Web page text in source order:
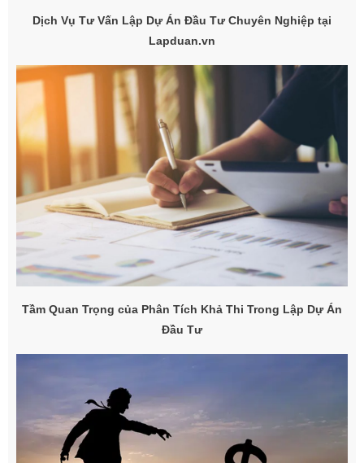
Dịch Vụ Tư Vấn Lập Dự Án Đầu Tư Chuyên Nghiệp tại
Lapduan.vn
Tầm Quan Trọng của Phân Tích Khả Thi Trong Lập Dự Án
Đầu Tư